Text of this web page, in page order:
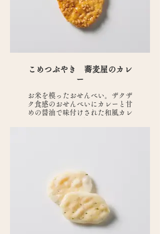
こめつぶやき 蕎麦屋のカレ
ー
お米を模ったおせんべい。ザクザ
ク食感のおせんべいにカレーと甘
めの醤油で味付けされた和風カレ